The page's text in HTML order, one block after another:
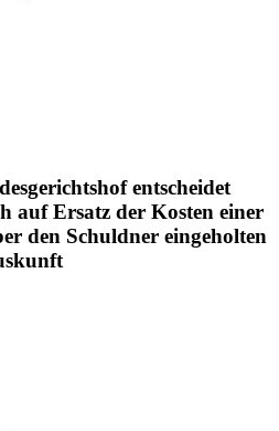
entscheidet
auf Ersatz der Kosten einer
den Schuldner eingeholten